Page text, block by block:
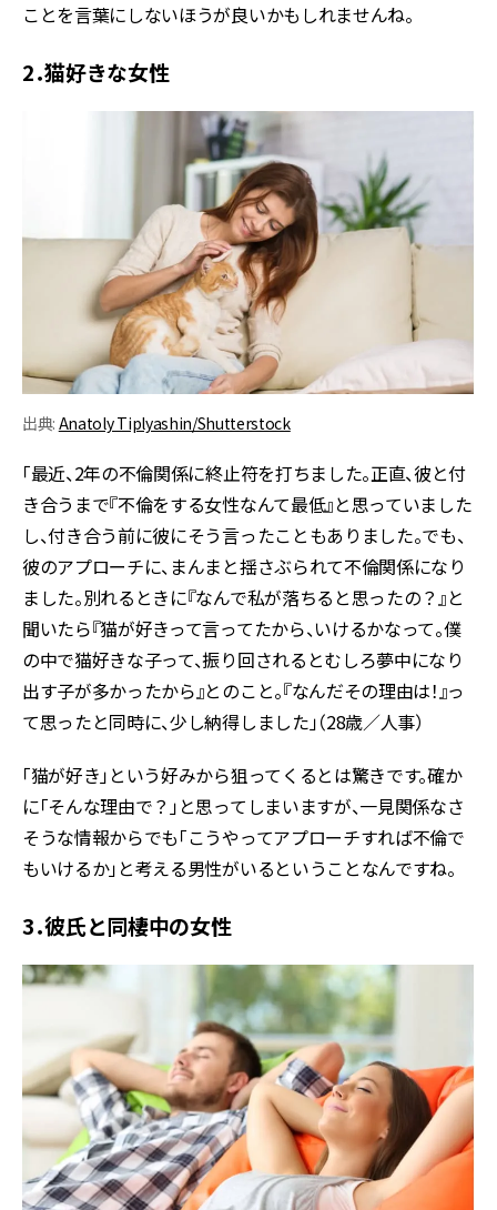
ことを言葉にしないほうが良いかもしれませんね。
2．猫好きな女性
出典: Anatoly Tiplyashin/Shutterstock
「最近、2年の不倫関係に終止符を打ちました。正直、彼と付
き合うまで『不倫をする女性なんて最低』と思っていました
し、付き合う前に彼にそう言ったこともありました。でも、
彼のアプローチに、まんまと揺さぶられて不倫関係になり
ました。別れるときに『なんで私が落ちると思ったの？』と
聞いたら『猫が好きって言ってたから、いけるかなって。僕
の中で猫好きな子って、振り回されるとむしろ夢中になり
出す子が多かったから』とのこと。『なんだその理由は！』っ
て思ったと同時に、少し納得しました」（28歳／人事）
「猫が好き」という好みから狙ってくるとは驚きです。確か
に「そんな理由で？」と思ってしまいますが、一見関係なさ
そうな情報からでも「こうやってアプローチすれば不倫で
もいけるか」と考える男性がいるということなんですね。
3．彼氏と同棲中の女性